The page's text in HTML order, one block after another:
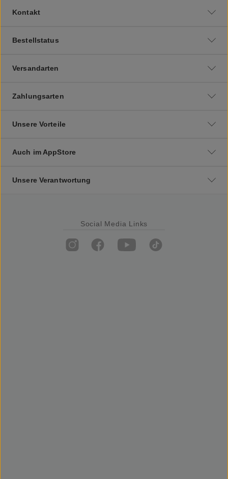
Kontakt
Bestellstatus
Versandarten
Zahlungsarten
Unsere Vorteile
Auch im AppStore
Unsere Verantwortung
Social Media Links